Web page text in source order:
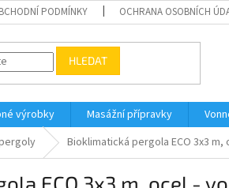
PODMÍNKY OCHRANA OSOBNÍCH
HLEDAT
výrobky Masážní přípravky
Bioklimatická pergola ECO 3x3